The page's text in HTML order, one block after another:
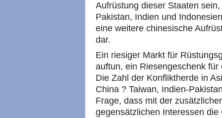
Aufrüstung dieser Staaten
Pakistan, Indien und
eine weitere chinesische
dar.
Ein riesiger Markt für
auftun, ein Riesengeschenk
Die Zahl der Konfliktherde in
China ? Taiwan, Indien-
Frage, dass mit der
gegensätzlichen Interessen